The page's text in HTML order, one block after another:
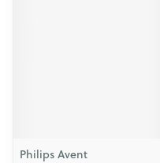
Philips Avent